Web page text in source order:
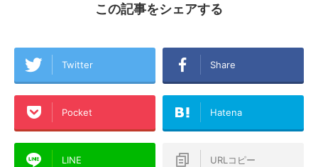
この記事をシェアする
Twitter Share
Pocket Hatena
LINE URLコピー